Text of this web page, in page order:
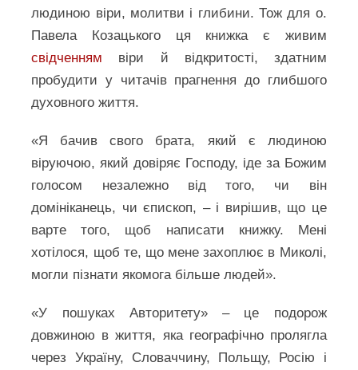
людиною віри, молитви і глибини. Тож для о.
Павела Козацького ця книжка є живим
свідченням віри й відкритості, здатним
пробудити у читачів прагнення до глибшого
духовного життя.
«Я бачив свого брата, який є людиною
віруючою, який довіряє Господу, іде за Божим
голосом незалежно від того, чи він
домініканець, чи єпископ, – і вирішив, що це
варте того, щоб написати книжку. Мені
хотілося, щоб те, що мене захоплює в Миколі,
могли пізнати якомога більше людей».
«У пошуках Авторитету» – це подорож
довжиною в життя, яка географічно пролягла
через Україну, Словаччину, Польщу, Росію і